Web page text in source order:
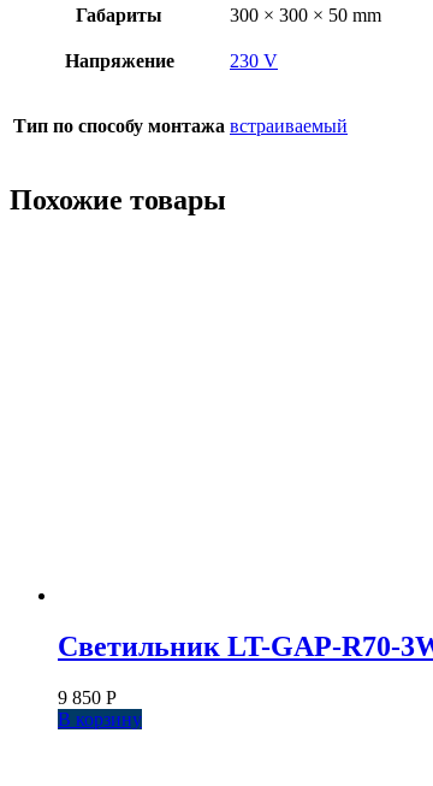
Габариты 300 × 300 × 50 mm
Напряжение 230 V
Тип по способу монтажа встраиваемый
Похожие товары
Светильник LT-GAP-R70-
9 850 Р
В корзину